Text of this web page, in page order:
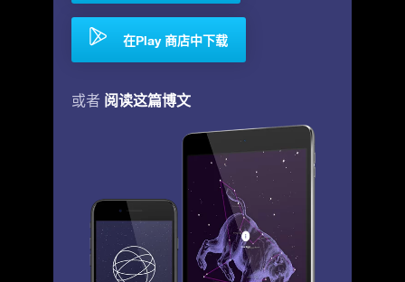
在Play 商店中下载
或者 阅读这篇博文